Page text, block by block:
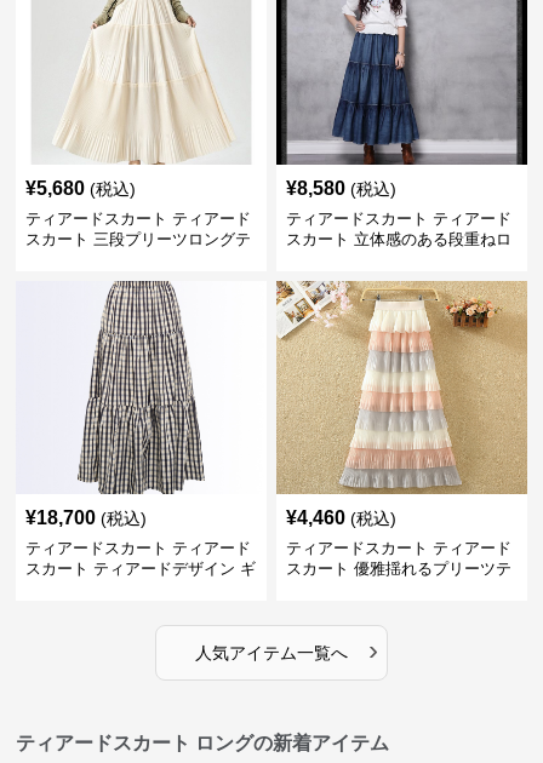
¥5,680 (税込)
ティアードスカート ティアード
スカート 三段プリーツロングテ
¥8,580 (税込)
ティアードスカート ティアード
スカート 立体感のある段重ねロ
¥18,700 (税込)
ティアードスカート ティアード
スカート ティアードデザイン ギ
¥4,460 (税込)
ティアードスカート ティアード
スカート 優雅揺れるプリーツテ
人気アイテム一覧へ ›
ティアードスカート ロングの新着アイテム